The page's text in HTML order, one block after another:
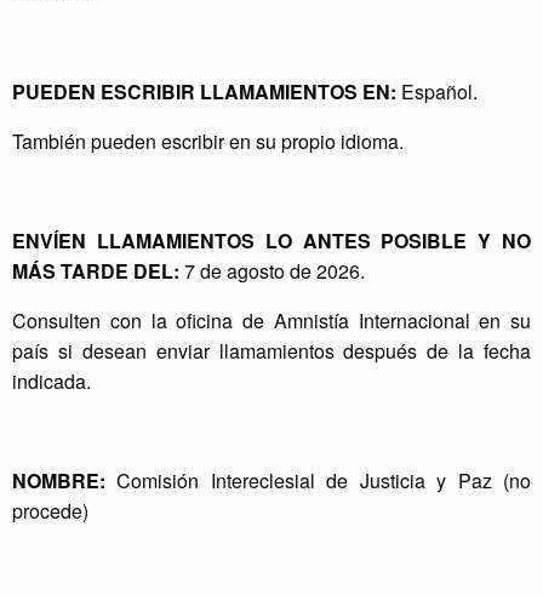
PUEDEN ESCRIBIR LLAMAMIENTOS EN: Español.
También pueden escribir en su propio idioma.
ENVÍEN LLAMAMIENTOS LO ANTES POSIBLE Y NO
MÁS TARDE DEL: 7 de agosto de 2026.
Consulten con la oficina de Amnistía Internacional en su
país si desean enviar llamamientos después de la fecha
indicada.
NOMBRE:Comisión Intereclesial de Justicia y Paz (no
procede)